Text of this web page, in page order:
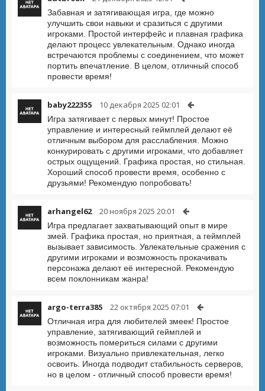
Забавная и затягивающая игра, где можно
улучшить свои навыки и сразиться с другими
игроками. Простой интерфейс и плавная графика
делают процесс увлекательным. Однако иногда
встречаются проблемы с соединением, что может
портить впечатление. В целом, отличный способ
провести время!
baby222355 10 декабря 2025 02:01
Игра затягивает с первых минут! Простое
управление и интересный геймплей делают её
отличным выбором для расслабления. Можно
конкурировать с другими игроками, что добавляет
острых ощущений. Графика простая, но стильная.
Хороший способ провести время, особенно с
друзьями! Рекомендую попробовать!
arhangel62 20 ноября 2025 20:01
Игра предлагает захватывающий опыт в мире
змей. Графика простая, но приятная, а геймплей
вызывает зависимость. Увлекательные сражения с
другими игроками и возможность прокачивать
персонажа делают её интересной. Рекомендую
всем поклонникам жанра!
argo-terra385 22 октября 2025 07:01
Отличная игра для любителей змеек! Простое
управление, затягивающий геймплей и
возможность помериться силами с другими
игроками. Визуально привлекательная, легко
освоить. Иногда подводит стабильность серверов,
но в целом - отличный способ провести время!